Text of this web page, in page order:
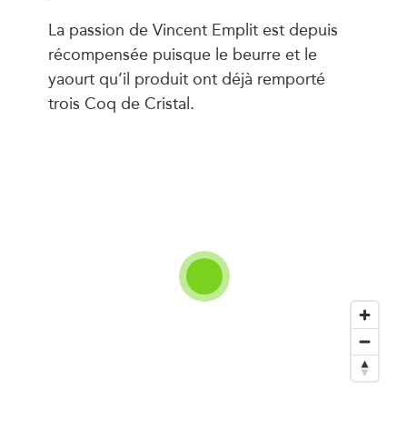
La passion de Vincent Emplit est depuis
récompensée puisque le beurre et le
yaourt qu’il produit ont déjà remporté
trois Coq de Cristal.